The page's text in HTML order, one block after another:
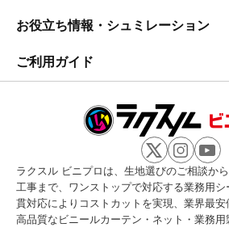
お役立ち情報・シュミレーション
ご利用ガイド
ラクスル ビニプロは、生地選びのご相談か
工事まで、ワンストップで対応する業務用
貫対応によりコストカットを実現、業界最
高品質なビニールカーテン・ネット・業務用